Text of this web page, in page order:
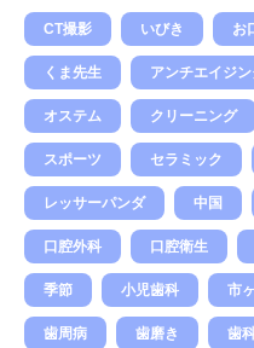
CT撮影 いびき お
くま先生 アンチエイジ
オステム クリーニング
スポーツ セラミック
レッサーパンダ 中国
口腔外科 口腔衛生
季節 小児歯科 市
歯周病 歯磨き 歯